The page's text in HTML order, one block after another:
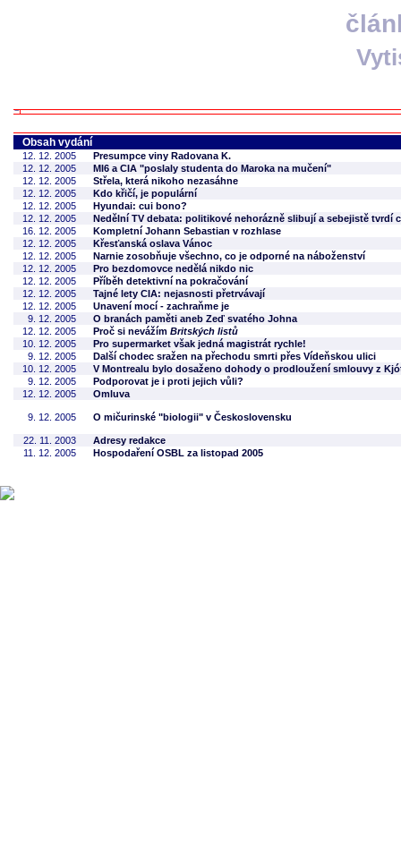
Obsah vydání
12. 12. 2005
Presumpce viny Radovana K.
12. 12. 2005
MI6 a CIA "poslaly studenta do Maroka na mučení"
12. 12. 2005
Střela, která nikoho nezasáhne
12. 12. 2005
Kdo křičí, je populární
12. 12. 2005
Hyundai: cui bono?
12. 12. 2005
Nedělní TV debata: politikové nehorázně slibují a sebejistě tvrdí
16. 12. 2005
Kompletní Johann Sebastian v rozhlase
12. 12. 2005
Křesťanská oslava Vánoc
12. 12. 2005
Narnie zosobňuje všechno, co je odporné na náboženství
12. 12. 2005
Pro bezdomovce nedělá nikdo nic
12. 12. 2005
Příběh detektivní na pokračování
12. 12. 2005
Tajné lety CIA: nejasnosti přetrvávají
12. 12. 2005
Unavení mocí - zachraňme je
9. 12. 2005
O branách paměti aneb Zeď svatého Johna
12. 12. 2005
Proč si nevážím Britských listů
10. 12. 2005
Pro supermarket však jedná magistrát rychle!
9. 12. 2005
Další chodec sražen na přechodu smrti přes Vídeňskou ulici
10. 12. 2005
V Montrealu bylo dosaženo dohody o prodloužení smlouvy z
9. 12. 2005
Podporovat je i proti jejich vůli?
12. 12. 2005
Omluva
9. 12. 2005 O mičurinské "biologii" v Československu
22. 11. 2003
Adresy redakce
11. 12. 2005
Hospodaření OSBL za listopad 2005